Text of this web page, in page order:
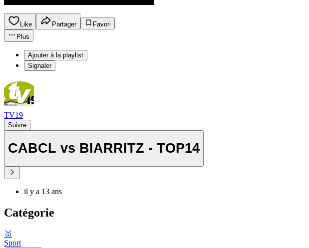
Like Partager
Favori
Plus
Ajouter à la playlist
Signaler
TV19
Suivre
CABCL vs BIARRITZ - TOP14
il y a 13 ans
Catégorie
🥇
Sport